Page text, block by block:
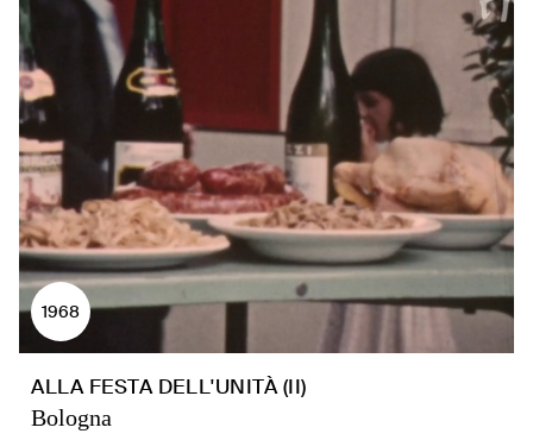
1968
ALLA FESTA DELL'UNITÀ (II)
Bologna